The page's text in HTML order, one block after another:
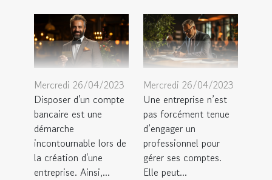
Mercredi 26/04/2023
Disposer d'un compte
bancaire est une
démarche
incontournable lors de
la création d'une
entreprise. Ainsi,...
Mercredi 26/04/2023
Une entreprise n’est
pas forcément tenue
d’engager un
professionnel pour
gérer ses comptes.
Elle peut...